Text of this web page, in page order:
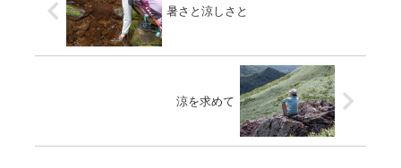
暑さと涼しさと
涼を求めて